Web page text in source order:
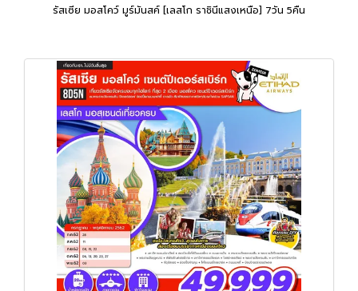
รัสเซีย มอสโคว์ มูร์มันสค์ [เลสโก ราชินีแสงเหนือ] 7วัน 5คืน